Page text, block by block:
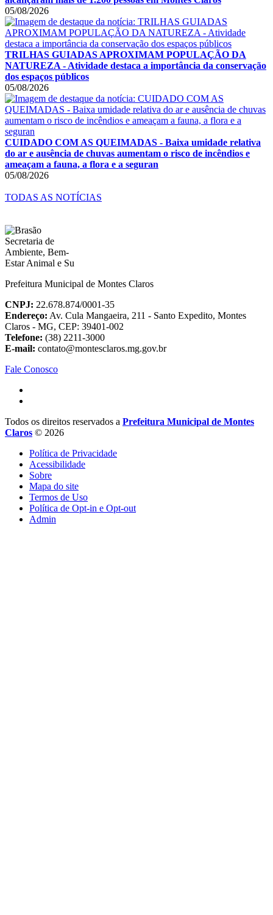
05/08/2026
TRILHAS GUIADAS APROXIMAM POPULAÇÃO DA
NATUREZA - Atividade destaca a importância da conservação
dos espaços públicos
05/08/2026
CUIDADO COM AS QUEIMADAS - Baixa umidade relativa
do ar e ausência de chuvas aumentam o risco de incêndios e
ameaçam a fauna, a flora e a seguran
05/08/2026
TODAS AS NOTÍCIAS
Prefeitura Municipal de Montes Claros
CNPJ: 22.678.874/0001-35
Endereço: Av. Cula Mangaeira, 211 - Santo Expedito, Montes
Claros - MG, CEP: 39401-002
Telefone: (38) 2211-3000
E-mail: contato@montesclaros.mg.gov.br
Fale Conosco
Todos os direitos reservados a Prefeitura Municipal de Montes
Claros © 2026
Política de Privacidade
Acessibilidade
Sobre
Mapa do site
Termos de Uso
Política de Opt-in e Opt-out
Admin